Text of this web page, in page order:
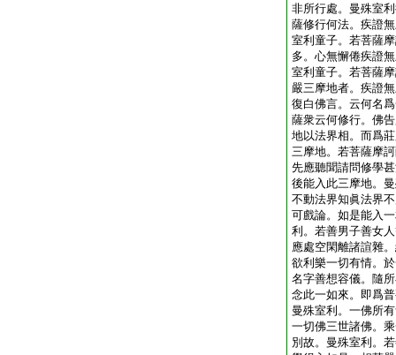
非所行處。曼殊室
薩修行何法。疾證
室利童子。若菩薩
多。心無懈倦疾證
室利童子。若菩薩
嚴三摩地者。疾證
復白佛言。云何名
薩衆云何修行。佛
地以法界相。而爲
三摩地。若菩薩摩
先應聽聞請問修學
後能入此三摩地。
不動法界知眞法界
可戲論。如是能入
利。若善男子善女
應處空閑離諸諠雜
欲利樂一切有情。
名字善想容儀。隨
念此一如來。即爲
曼殊室利。一佛所
一切佛三世諸佛。
別故。曼殊室利。